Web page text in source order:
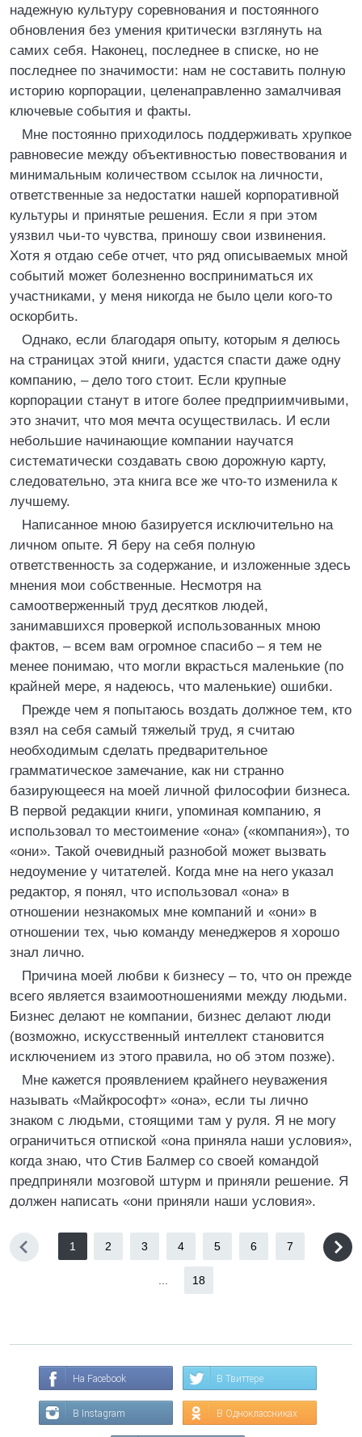
надежную культуру соревнования и постоянного
обновления без умения критически взглянуть на
самих себя. Наконец, последнее в списке, но не
последнее по значимости: нам не составить полную
историю корпорации, целенаправленно замалчивая
ключевые события и факты.
Мне постоянно приходилось поддерживать хрупкое
равновесие между объективностью повествования и
минимальным количеством ссылок на личности,
ответственные за недостатки нашей корпоративной
культуры и принятые решения. Если я при этом
уязвил чьи-то чувства, приношу свои извинения.
Хотя я отдаю себе отчет, что ряд описываемых мной
событий может болезненно восприниматься их
участниками, у меня никогда не было цели кого-то
оскорбить.
Однако, если благодаря опыту, которым я делюсь
на страницах этой книги, удастся спасти даже одну
компанию, – дело того стоит. Если крупные
корпорации станут в итоге более предприимчивыми,
это значит, что моя мечта осуществилась. И если
небольшие начинающие компании научатся
систематически создавать свою дорожную карту,
следовательно, эта книга все же что-то изменила к
лучшему.
Написанное мною базируется исключительно на
личном опыте. Я беру на себя полную
ответственность за содержание, и изложенные здесь
мнения мои собственные. Несмотря на
самоотверженный труд десятков людей,
занимавшихся проверкой использованных мною
фактов, – всем вам огромное спасибо – я тем не
менее понимаю, что могли вкрасться маленькие (по
крайней мере, я надеюсь, что маленькие) ошибки.
Прежде чем я попытаюсь воздать должное тем, кто
взял на себя самый тяжелый труд, я считаю
необходимым сделать предварительное
грамматическое замечание, как ни странно
базирующееся на моей личной философии бизнеса.
В первой редакции книги, упоминая компанию, я
использовал то местоимение «она» («компания»), то
«они». Такой очевидный разнобой может вызвать
недоумение у читателей. Когда мне на него указал
редактор, я понял, что использовал «она» в
отношении незнакомых мне компаний и «они» в
отношении тех, чью команду менеджеров я хорошо
знал лично.
Причина моей любви к бизнесу – то, что он прежде
всего является взаимоотношениями между людьми.
Бизнес делают не компании, бизнес делают люди
(возможно, искусственный интеллект становится
исключением из этого правила, но об этом позже).
Мне кажется проявлением крайнего неуважения
называть «Майкрософт» «она», если ты лично
знаком с людьми, стоящими там у руля. Я не могу
ограничиться отпиской «она приняла наши условия»,
когда знаю, что Стив Балмер со своей командой
предприняли мозговой штурм и приняли решение. Я
должен написать «они приняли наши условия».
1 2 3 4 5 6 7
18
На Facebook В Твиттере
В Instagram В Одноклассниках